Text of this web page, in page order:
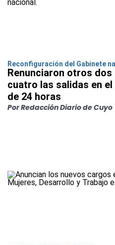
Reconfiguración del Gabinete
Renunciaron otros
cuatro las salidas en
de 24 horas
Por Redacción Diario de Cuyo